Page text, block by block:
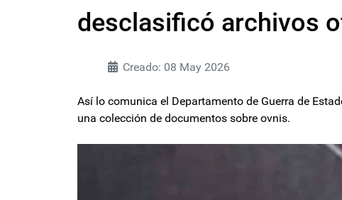
desclasificó archivos
Creado: 08 May 2026
Así lo comunica el Departamento de Guerra de
una colección de documentos sobre ovnis.